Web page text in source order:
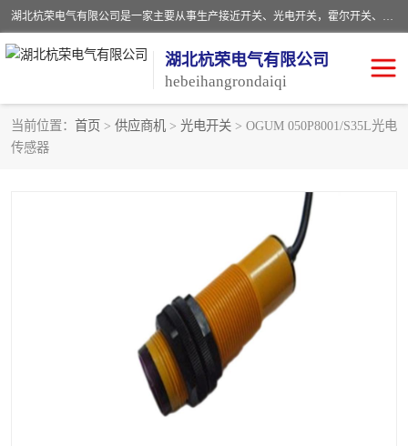
湖北杭荣电气有限公司是一家主要从事生产接近开关、光电开关，霍尔开关、两级跑偏开关、双向拉绳开关、速度监测器、皮带打滑开关、阻旋式料位开关、皮带纵向撕裂开关、溜槽堵塞开关、声光报警器、矿用磁性井筒开关等，主营行业：电气设备、仪器仪表制造, 高低压电器，成套电气设备，矿用防爆机电设备，皮带机综合保护系统，防爆电器，传感器，工矿配件，电器配件，自动化工业机器人的研发，制造，加工销售。
湖北杭荣电气有限公司
hebeihangrondaiqi
当前位置： 首页 > 供应商机 > 光电开关 > OGUM 050P8001/S35L光电
传感器
阻旋料位开关
声光报警器
滑线指示灯
光电开关